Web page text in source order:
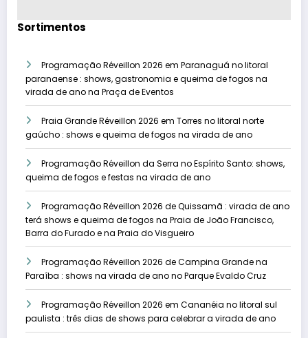
Sortimentos
Programação Réveillon 2026 em Paranaguá no litoral
paranaense : shows, gastronomia e queima de fogos na
virada de ano na Praça de Eventos
Praia Grande Réveillon 2026 em Torres no litoral norte
gaúcho : shows e queima de fogos na virada de ano
Programação Réveillon da Serra no Espírito Santo: shows,
queima de fogos e festas na virada de ano
Programação Réveillon 2026 de Quissamã : virada de ano
terá shows e queima de fogos na Praia de João Francisco,
Barra do Furado e na Praia do Visgueiro
Programação Réveillon 2026 de Campina Grande na
Paraíba : shows na virada de ano no Parque Evaldo Cruz
Programação Réveillon 2026 em Cananéia no litoral sul
paulista : três dias de shows para celebrar a virada de ano